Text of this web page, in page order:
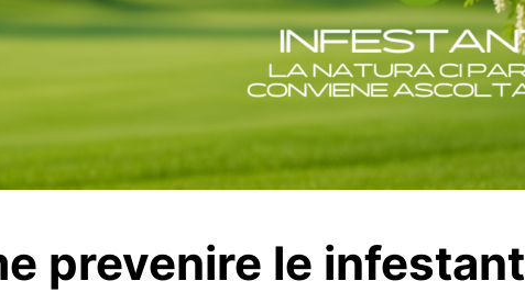
prevenire le